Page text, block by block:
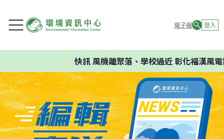
電子報 登入
快訊風機離聚落、學校過近 彰化福漢風電